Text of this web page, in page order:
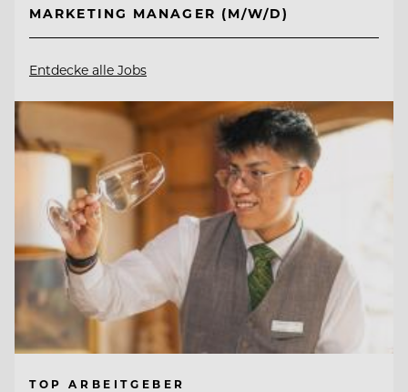
MARKETING MANAGER (M/W/D)
Entdecke alle Jobs
TOP ARBEITGEBER